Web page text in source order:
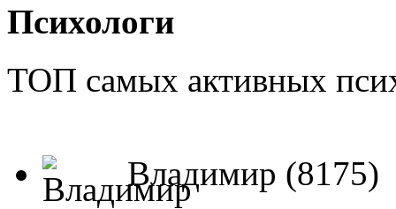
Психологи
ТОП самых активных
Владимир (8175)